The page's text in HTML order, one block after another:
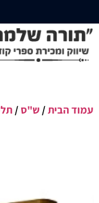
עמוד הבית/ ש"ס/